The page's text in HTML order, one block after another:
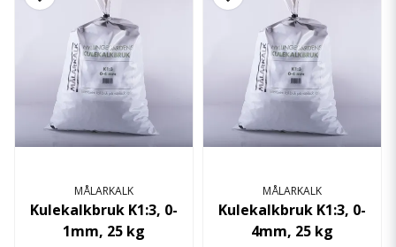
MÅLARKALK
Kulekalkbruk K1:3, 0-
1mm, 25 kg
MÅLARKALK
Kulekalkbruk K1:3, 0-
4mm, 25 kg